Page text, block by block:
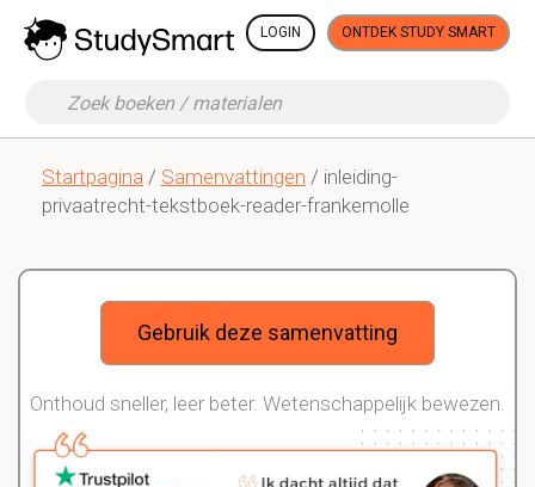
LOGIN ONTDEK STUDY SMART
Startpagina / Samenvattingen / inleiding-
privaatrecht-tekstboek-reader-frankemolle
Gebruik deze samenvatting
Onthoud sneller, leer beter. Wetenschappelijk bewezen.